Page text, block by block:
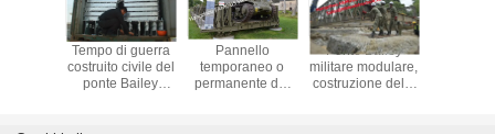
Tempo di guerra
costruito civile del
ponte Bailey
Pannello
temporaneo o
permanente del
Ponte Bailey
militare modulare,
costruzione della